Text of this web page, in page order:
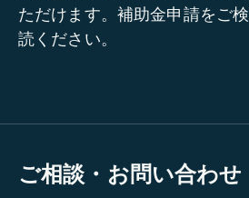
ただけます。補助金申請をご
読ください。
ご相談・お問い合わせ